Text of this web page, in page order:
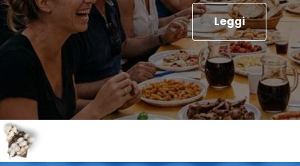
Leggi